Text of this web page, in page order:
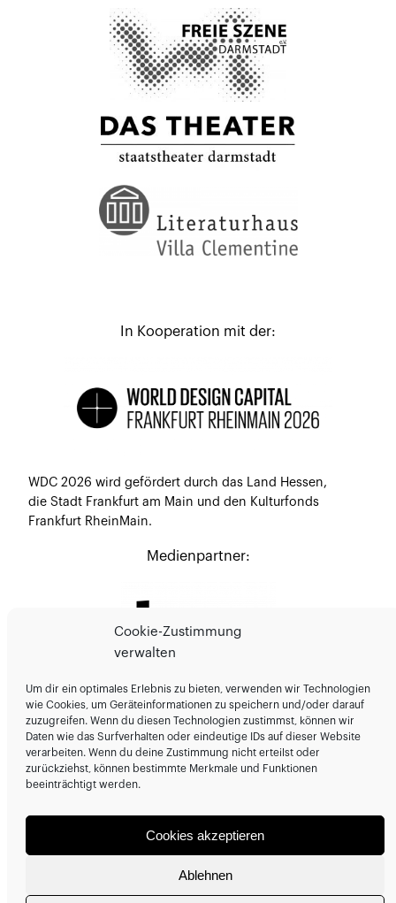
Cookie-Zustimmung
verwalten
Um dir ein optimales Erlebnis zu bieten, verwenden wir Technologien
wie Cookies, um Geräteinformationen zu speichern und/oder darauf
zuzugreifen. Wenn du diesen Technologien zustimmst, können wir
Daten wie das Surfverhalten oder eindeutige IDs auf dieser Website
verarbeiten. Wenn du deine Zustimmung nicht erteilst oder
zurückziehst, können bestimmte Merkmale und Funktionen
beeinträchtigt werden.
Cookies akzeptieren
Ablehnen
In Kooperation mit der:
WDC 2026 wird gefördert durch das Land Hessen,
die Stadt Frankfurt am Main und den Kulturfonds
Frankfurt RheinMain.
Medienpartner:
Veranstalter:
Mit Dank an:
© 2026MADE.Festival